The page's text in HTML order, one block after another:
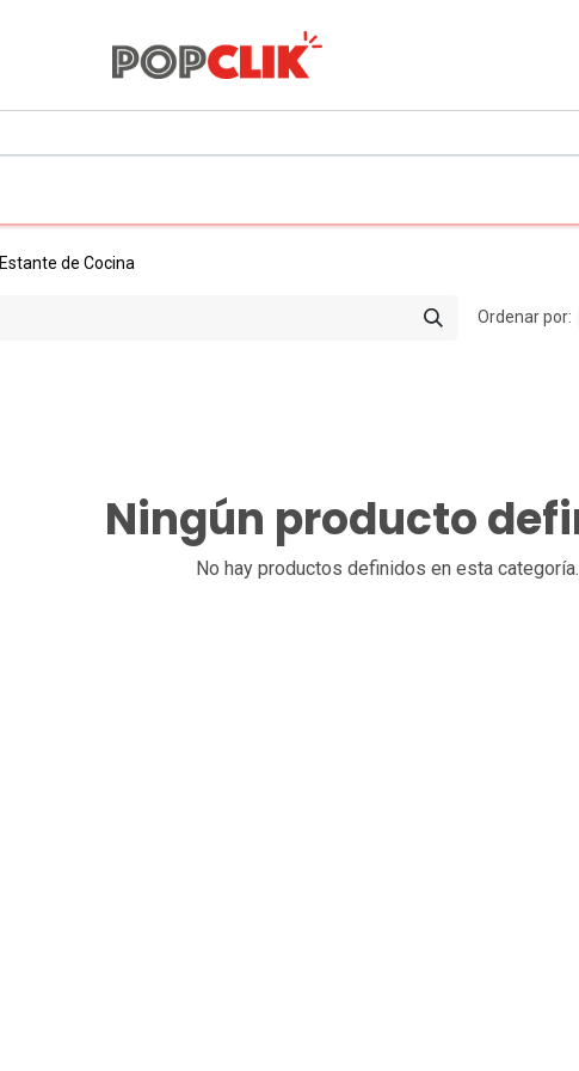
Estante de Cocina
Ordenar por:
Ningún producto
No hay productos definidos en esta categoría.